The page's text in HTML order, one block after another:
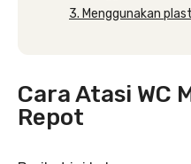
3. Menggunakan
Cara Atasi WC
Repot